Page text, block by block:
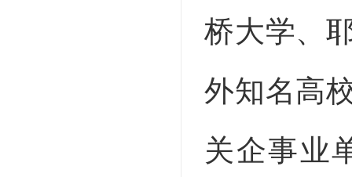
桥大学、
外知名高
关企事业